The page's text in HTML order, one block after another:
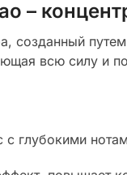
–
созданный
всю силу и
с глубокими